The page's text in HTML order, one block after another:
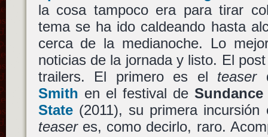
la cosa tampoco era para tirar
tema se ha ido caldeando hasta
cerca de la medianoche. Lo
noticias de la jornada y listo. El
trailers. El primero es el teaser
Smith en el festival de Sundance
State(2011), su primera
teaseres, como decirlo, raro.